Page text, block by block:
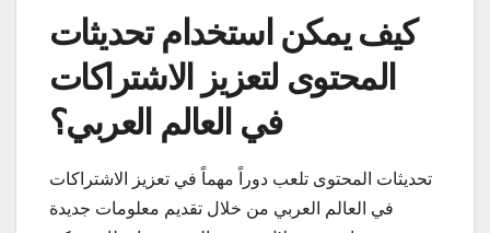
كيف يمكن استخدام تحديثات
المحتوى لتعزيز الاشتراكات
في العالم العربي؟
تحديثات المحتوى تلعب دوراً مهماً في تعزيز الاشتراكات
في العالم العربي من خلال تقديم معلومات جديدة